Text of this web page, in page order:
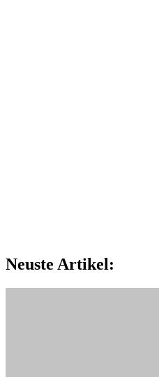
Neuste Artikel: